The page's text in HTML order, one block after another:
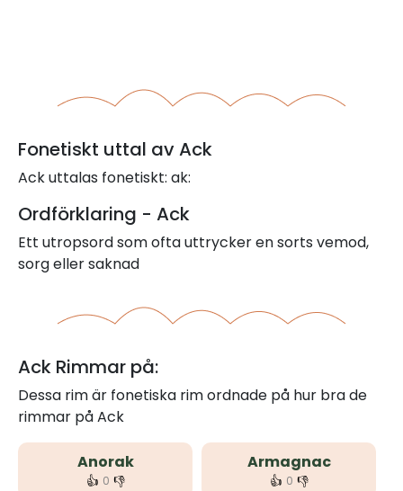
Fonetiskt uttal av Ack
Ack uttalas fonetiskt: ak:
Ordförklaring - Ack
Ett utropsord som ofta uttrycker en sorts vemod,
sorg eller saknad
Ack Rimmar på:
Dessa rim är fonetiska rim ordnade på hur bra de
rimmar på Ack
Anorak
👍 0 👎
Armagnac
👍 0 👎